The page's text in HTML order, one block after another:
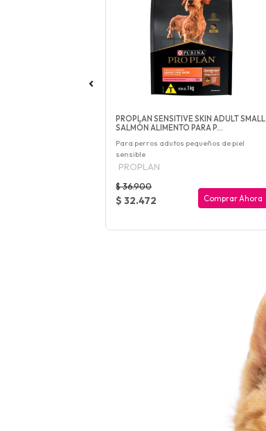
PROPLAN SENSITIVE SKIN ADULT SMALL
SALMÓN ALIMENTO PARA P...
Para perros adutos pequeños de piel
sensible
PROPLAN
$ 36.900
$ 32.472 Comprar Ahora